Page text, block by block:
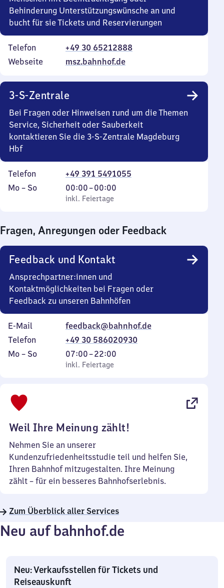
Behinderung Unterstützungswünsche an und
bucht für sie Tickets und Reservierungen
Telefon
+49 30 65212888
Webseite
msz.bahnhof.de
3-S-Zentrale
Bei Fragen oder Hinweisen rund um die Themen
Service, Sicherheit oder Sauberkeit
kontaktieren Sie die 3-S-Zentrale Magdeburg
Hbf
Telefon
+49 391 5491055
Montag
Mo – So,
inkl. Feiertage
00:00–00:00
Von
0
0
Uhr
inkl. Feiertage
Fragen, Anregungen oder Feedback
Feedback und Kontakt
Ansprechpartner:innen und
Kontaktmöglichkeiten bei Fragen oder
Feedback zu unseren Bahnhöfen
E-Mail
feedback@bahnhof.de
Telefon
+49 30 586020930
Montag
Mo – So,
inkl. Feiertage
07:00–22:00
Von
7
inkl. Feiertage
Weil Ihre Meinung zählt!
Nehmen Sie an unserer
Kundenzufriedenheitsstudie teil und helfen Sie,
Ihren Bahnhof mitzugestalten. Ihre Meinung
zählt – für ein besseres Bahnhofserlebnis.
Zum Überblick aller Services
Neu auf bahnhof.de
Neu: Verkaufsstellen für Tickets und
Reiseauskunft